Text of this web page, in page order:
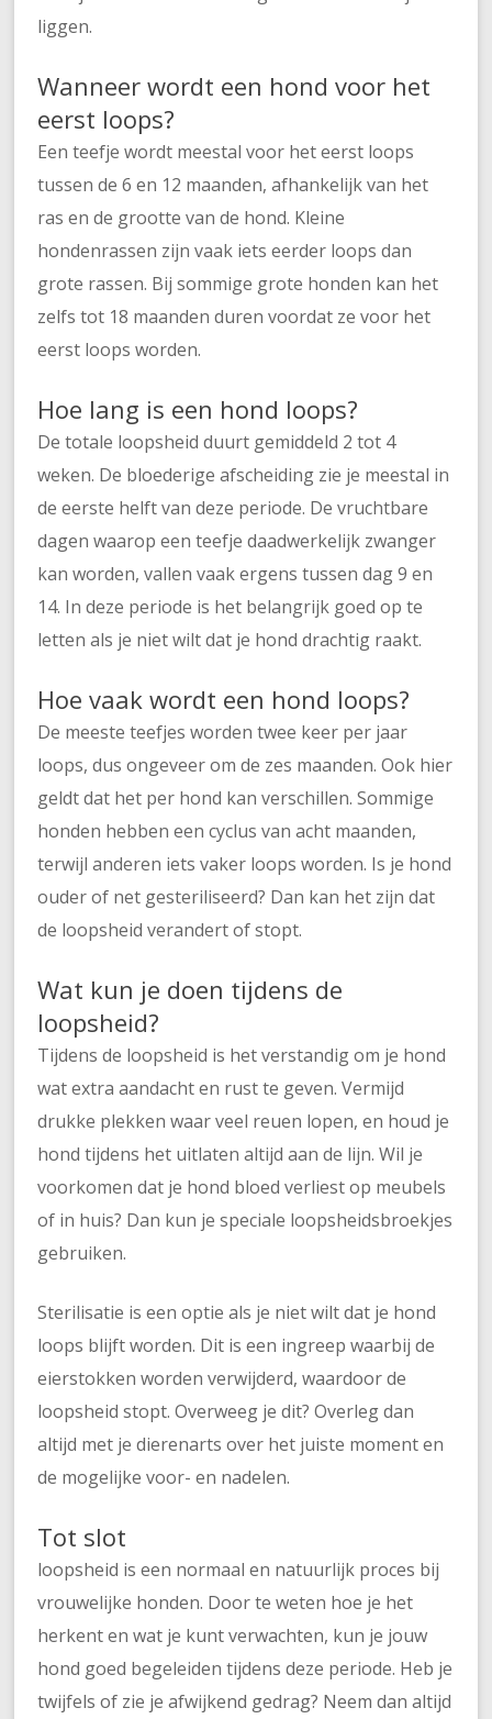
liggen.
Wanneer wordt een hond voor het
eerst loops?
Een teefje wordt meestal voor het eerst loops
tussen de 6 en 12 maanden, afhankelijk van het
ras en de grootte van de hond. Kleine
hondenrassen zijn vaak iets eerder loops dan
grote rassen. Bij sommige grote honden kan het
zelfs tot 18 maanden duren voordat ze voor het
eerst loops worden.
Hoe lang is een hond loops?
De totale loopsheid duurt gemiddeld 2 tot 4
weken. De bloederige afscheiding zie je meestal in
de eerste helft van deze periode. De vruchtbare
dagen waarop een teefje daadwerkelijk zwanger
kan worden, vallen vaak ergens tussen dag 9 en
14. In deze periode is het belangrijk goed op te
letten als je niet wilt dat je hond drachtig raakt.
Hoe vaak wordt een hond loops?
De meeste teefjes worden twee keer per jaar
loops, dus ongeveer om de zes maanden. Ook hier
geldt dat het per hond kan verschillen. Sommige
honden hebben een cyclus van acht maanden,
terwijl anderen iets vaker loops worden. Is je hond
ouder of net gesteriliseerd? Dan kan het zijn dat
de loopsheid verandert of stopt.
Wat kun je doen tijdens de
loopsheid?
Tijdens de loopsheid is het verstandig om je hond
wat extra aandacht en rust te geven. Vermijd
drukke plekken waar veel reuen lopen, en houd je
hond tijdens het uitlaten altijd aan de lijn. Wil je
voorkomen dat je hond bloed verliest op meubels
of in huis? Dan kun je speciale loopsheidsbroekjes
gebruiken.
Sterilisatie is een optie als je niet wilt dat je hond
loops blijft worden. Dit is een ingreep waarbij de
eierstokken worden verwijderd, waardoor de
loopsheid stopt. Overweeg je dit? Overleg dan
altijd met je dierenarts over het juiste moment en
de mogelijke voor- en nadelen.
Tot slot
loopsheid is een normaal en natuurlijk proces bij
vrouwelijke honden. Door te weten hoe je het
herkent en wat je kunt verwachten, kun je jouw
hond goed begeleiden tijdens deze periode. Heb je
twijfels of zie je afwijkend gedrag? Neem dan altijd